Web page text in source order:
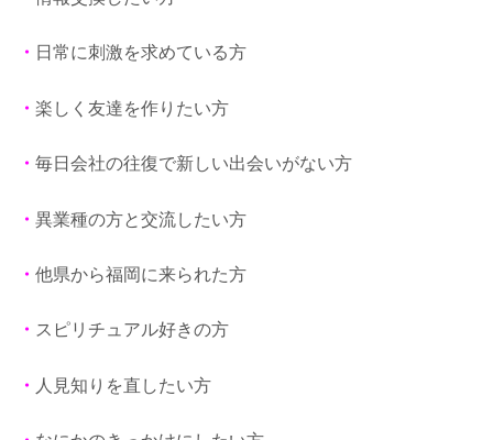
・ 日常に刺激を求めている方
・ 楽しく友達を作りたい方
・ 毎日会社の往復で新しい出会いがない方
・ 異業種の方と交流したい方
・ 他県から福岡に来られた方
・ スピリチュアル好きの方
・ 人見知りを直したい方